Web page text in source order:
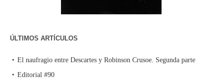
ÚLTIMOS ARTÍCULOS
El naufragio entre Descartes y Robinson Crusoe. Segunda parte
Editorial #90